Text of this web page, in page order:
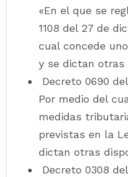
«En el que se
1108 del 27 de
cual concede
y se dictan otras
Decreto 0690
Por medio del
medidas
previstas en la
dictan otras
Decreto 0308